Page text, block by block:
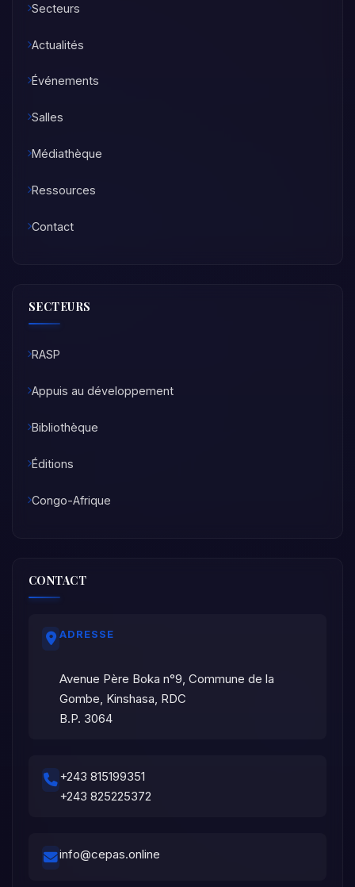
Secteurs
Actualités
Événements
Salles
Médiathèque
Ressources
Contact
SECTEURS
RASP
Appuis au développement
Bibliothèque
Éditions
Congo-Afrique
CONTACT
ADRESSE
Avenue Père Boka n°9, Commune de la
Gombe, Kinshasa, RDC
B.P. 3064
+243 815199351
+243 825225372
info@cepas.online